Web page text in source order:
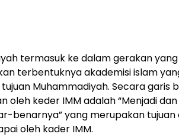
termasuk ke dalam gerakan
terbentuknya akademisi islam
Muhammadiyah. Secara garis
oleh keder IMM adalah “Menjadi
benarnya” yang merupakan tujuan
oleh kader IMM.